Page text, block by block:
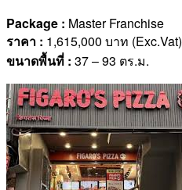
Package : Master Franchise
ราคา : 1,615,000 บาท (Exc.Vat)
ขนาดพื้นที่ : 37 – 93 ตร.ม.